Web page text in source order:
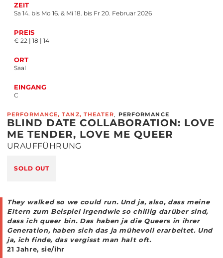
ZEIT
Sa 14. bis Mo 16. & Mi 18. bis Fr 20. Februar 2026
PREIS
€ 22 | 18 | 14
ORT
Saal
EINGANG
C
PERFORMANCE, TANZ, THEATER, PERFORMANCE
BLIND DATE COLLABORATION: LOVE
ME TENDER, LOVE ME QUEER
URAUFFÜHRUNG
SOLD OUT
They walked so we could run. Und ja, also, dass meine
Eltern zum Beispiel irgendwie so chillig darüber sind,
dass ich queer bin. Das haben ja die Queers in ihrer
Generation, haben sich das ja mühevoll erarbeitet. Und
ja, ich finde, das vergisst man halt oft.
21 Jahre, sie/ihr